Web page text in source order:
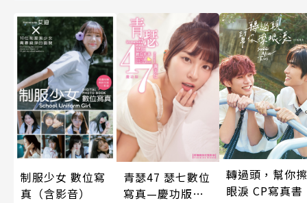
制服少女 數位寫
真（含影音）
青瑟47 瑟七數位
寫真—慶功版
轉過頭，幫你擦
眼淚 CP寫真書